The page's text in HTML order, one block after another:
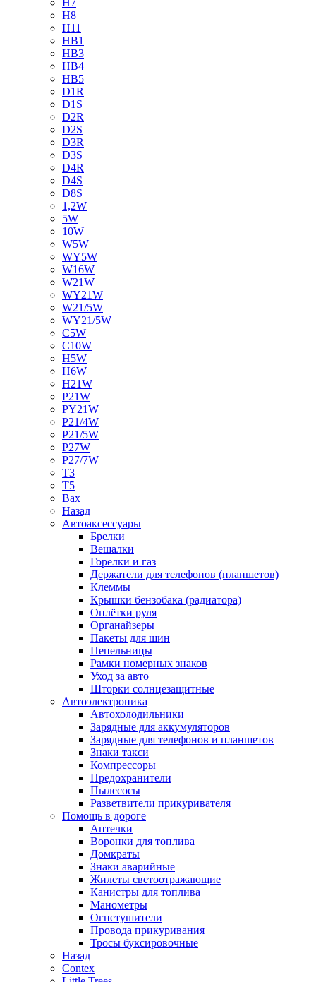
H8
H11
HB1
HB3
HB4
HB5
D1R
D1S
D2R
D2S
D3R
D3S
D4R
D4S
D8S
1,2W
5W
10W
W5W
WY5W
W16W
W21W
WY21W
W21/5W
WY21/5W
C5W
C10W
H5W
H6W
H21W
P21W
PY21W
P21/4W
P21/5W
P27W
P27/7W
T3
T5
Bax
Назад
Автоаксессуары
Брелки
Вешалки
Горелки и газ
Держатели для телефонов (планшетов)
Клеммы
Крышки бензобака (радиатора)
Оплётки руля
Органайзеры
Пакеты для шин
Пепельницы
Рамки номерных знаков
Уход за авто
Шторки солнцезащитные
Автоэлектроника
Автохолодильники
Зарядные для аккумуляторов
Зарядные для телефонов и планшетов
Знаки такси
Компрессоры
Предохранители
Пылесосы
Разветвители прикуривателя
Помощь в дороге
Аптечки
Воронки для топлива
Домкраты
Знаки аварийные
Жилеты светоотражающие
Канистры для топлива
Манометры
Огнетушители
Провода прикуривания
Тросы буксировочные
Назад
Contex